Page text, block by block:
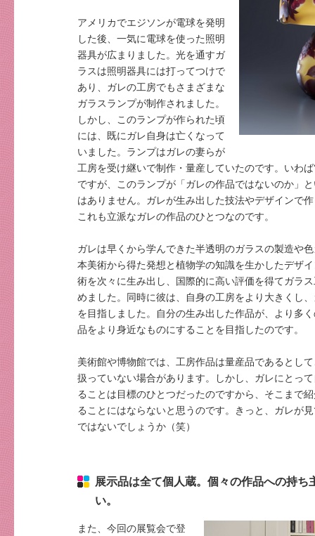
アメリカでエジソンが電球を発明
した後、一気に電球を使った照明
器具が広まりました。光を通すガ
ラスは照明器具には打ってつけで
あり、ガレの工房でもさまざまな
ガラスランプが制作されました。
しかし、このランプが作られた頃
には、既にガレ自身は亡くなって
いました。ランプはガレの妻らが
工房を受け継いで制作・量産していたのです。いわ
ですが、このランプが「ガレの作品ではないのか」
はありません。ガレが生み出した技法やデザインで
これも立派なガレの作品のひとつなのです。
ガレは早くから学んできた半透明のガラスの製造や
本美術から得た発想と植物学の知識を生かしたデザ
術を次々に生み出し、国際的に高い評価を得てガラ
めました。同時に彼は、自身の工房をより大きくし
を目指しました。自分の生み出した作品が、より多
品をより身近なものにすることを目指したのです。
美術館や博物館では、工房作品は量産品であるとし
扱っていない場合があります。しかし、ガレにとっ
ることは目標のひとつだったのですから、そこまで
ることにはならないと思うのです。きっと、ガレが
ではないでしょうか（笑）
展示品は全て個人蔵。個々の作品への持ち
い。
また、今回の展覧会で登